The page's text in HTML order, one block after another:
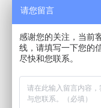
请您留言
感谢您的关注，当前
线，请填写一下您的
尽快和您联系。